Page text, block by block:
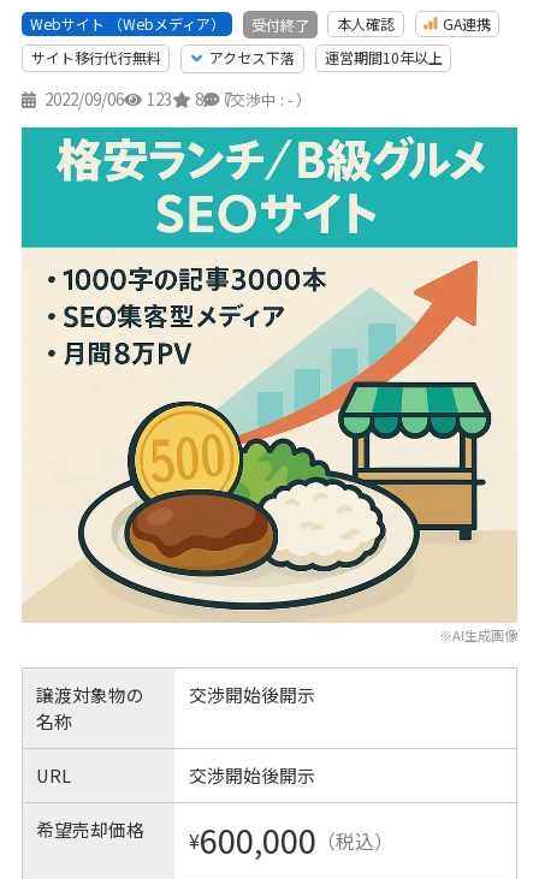
Webサイト （Webメディア） 受付終了 本人確認
GA連携
サイト移行代行無料
アクセス下落 運営期間10年以上
2022/09/06 123 8 7
（交渉中 : - ）
※AI生成画像
譲渡対象物の
名称
交渉開始後開示
URL 交渉開始後開示
希望売却価格 ¥600,000 （税込）